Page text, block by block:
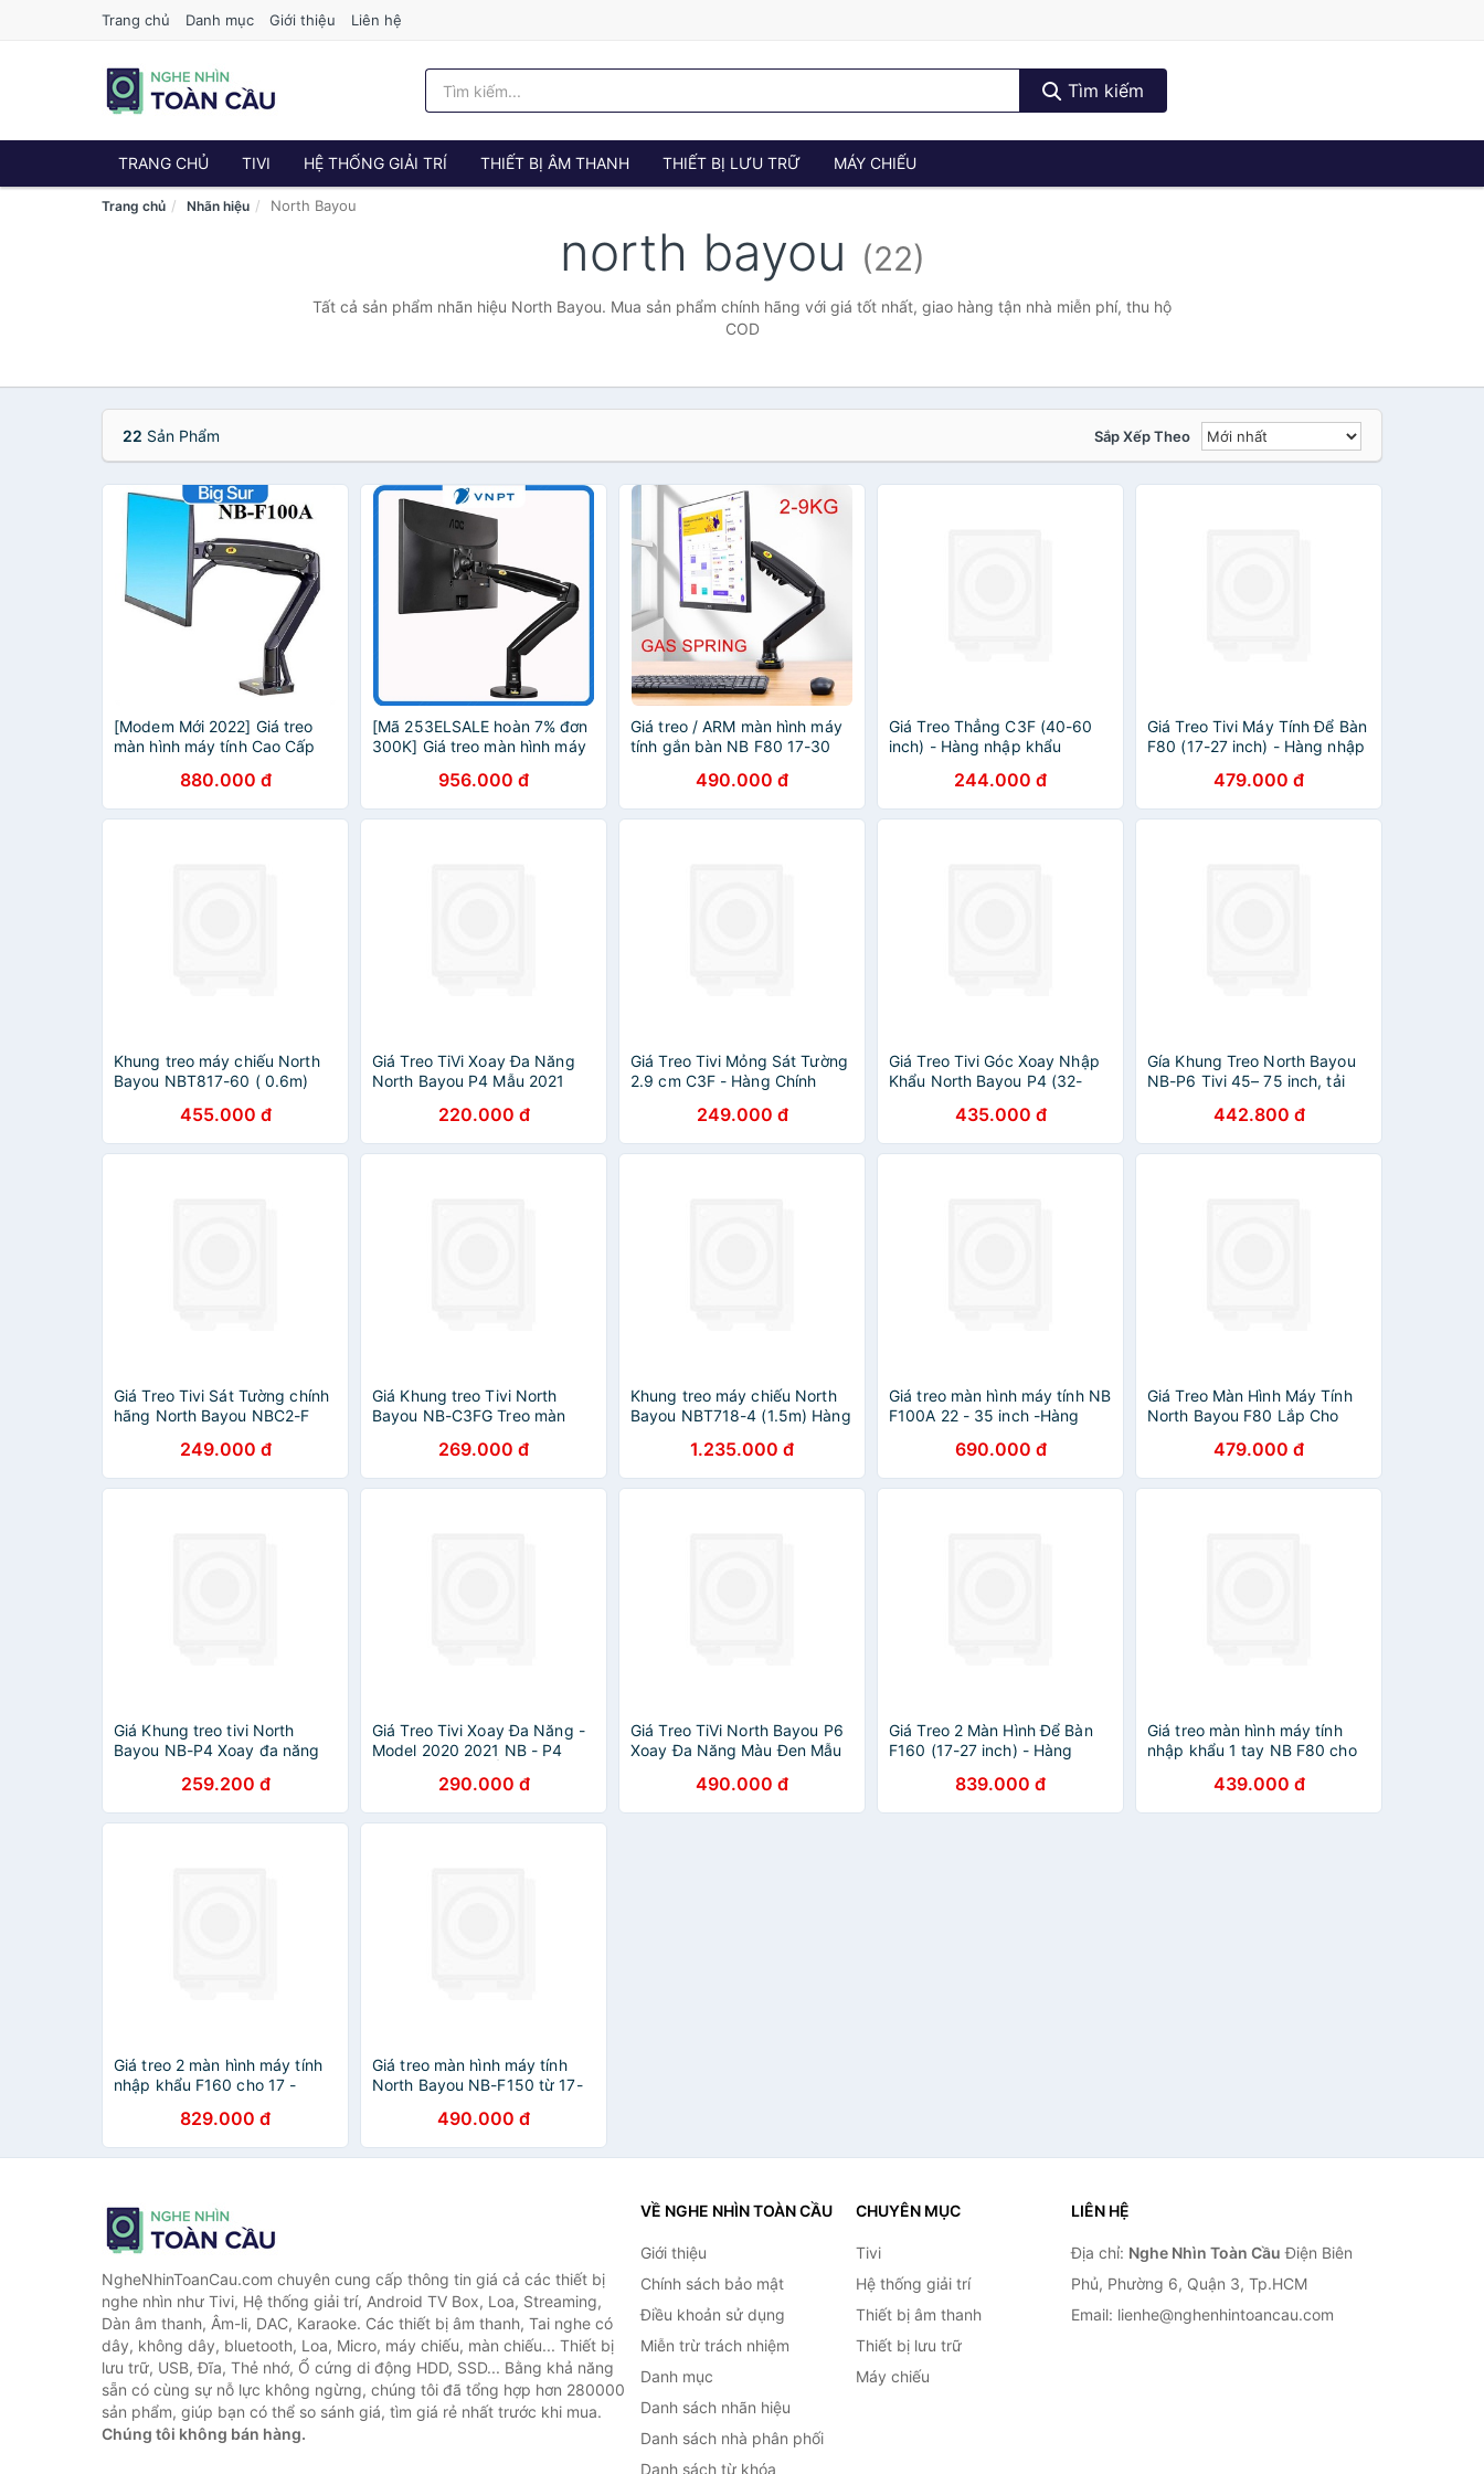
Trang chủ Danh mục Giới thiệu Liên hệ
Tìm kiếm
TRANG CHỦ TIVI HỆ THỐNG GIẢI TRÍ THIẾT BỊ ÂM THANH THIẾT BỊ LƯU TRỮ MÁY CHIẾU
Trang chủ Nhãn hiệu North Bayou
north bayou (22)
Tất cả sản phẩm nhãn hiệu North Bayou. Mua sản phẩm chính hãng với giá tốt nhất, giao hàng tận nhà miễn phí, thu hộ
COD
22 Sản Phẩm Sắp Xếp Theo
[Modem Mới 2022] Giá treo
màn hình máy tính Cao Cấp
màn hình tải trọng 12Kg.
880.000 đ
[Mã 253ELSALE hoàn 7% đơn
300K] Giá treo màn hình máy
35 inch Arm màn hình tải
trọng 12Kg.
956.000 đ
Giá treo / ARM màn hình máy
tính gắn bàn NB F80 17-30
tải trọng 9kg - Hàng chính
hãng
490.000 đ
Giá Treo Thẳng C3F (40-60
inch) - Hàng nhập khẩu
244.000 đ
Giá Treo Tivi Máy Tính Để Bàn
F80 (17-27 inch) - Hàng nhập
479.000 đ
Khung treo máy chiếu North
Bayou NBT817-60 ( 0.6m)
455.000 đ
Giá Treo TiVi Xoay Đa Năng
North Bayou P4 Mẫu 2021
32 inch - 55 inch Nhập Khẩu
220.000 đ
Giá Treo Tivi Mỏng Sát Tường
2.9 cm C3F - Hàng Chính
249.000 đ
Giá Treo Tivi Góc Xoay Nhập
Khẩu North Bayou P4 (32-
435.000 đ
Gía Khung Treo North Bayou
NB-P6 Tivi 45– 75 inch, tải
Hàng Chính Hãng
442.800 đ
Giá Treo Tivi Sát Tường chính
hãng North Bayou NBC2-F
249.000 đ
Giá Khung treo Tivi North
Bayou NB-C3FG Treo màn
trọng lớn đến 68kg NB - Hàng
chính hãng
269.000 đ
Khung treo máy chiếu North
Bayou NBT718-4 (1.5m) Hàng
1.235.000 đ
Giá treo màn hình máy tính NB
F100A 22 - 35 inch -Hàng
690.000 đ
Giá Treo Màn Hình Máy Tính
North Bayou F80 Lắp Cho
inch Hàng Nhập Khẩu
479.000 đ
Giá Khung treo tivi North
Bayou NB-P4 Xoay đa năng
tối đa 27Kg - Hàng chính hãng
259.200 đ
Giá Treo Tivi Xoay Đa Năng -
Model 2020 2021 NB - P4
290.000 đ
Giá Treo TiVi North Bayou P6
Xoay Đa Năng Màu Đen Mẫu
inch - 75 inch Nhập Khẩu
490.000 đ
Giá Treo 2 Màn Hình Để Bàn
F160 (17-27 inch) - Hàng
839.000 đ
Giá treo màn hình máy tính
nhập khẩu 1 tay NB F80 cho
439.000 đ
Giá treo 2 màn hình máy tính
nhập khẩu F160 cho 17 -
829.000 đ
Giá treo màn hình máy tính
North Bayou NB-F150 từ 17-
Chính Hãng490.000 đ
NgheNhinToanCau.com chuyên cung cấp thông tin giá cả các thiết bị
nghe nhìn như Tivi, Hệ thống giải trí, Android TV Box, Loa, Streaming,
Dàn âm thanh, Âm-li, DAC, Karaoke. Các thiết bị âm thanh, Tai nghe có
dây, không dây, bluetooth, Loa, Micro, máy chiếu, màn chiếu... Thiết bị
lưu trữ, USB, Đĩa, Thẻ nhớ, Ổ cứng di động HDD, SSD... Bằng khả năng
sẵn có cùng sự nỗ lực không ngừng, chúng tôi đã tổng hợp hơn 280000
sản phẩm, giúp bạn có thể so sánh giá, tìm giá rẻ nhất trước khi mua.
Chúng tôi không bán hàng.
VỀ NGHE NHÌN TOÀN CẦU
Giới thiệu
Chính sách bảo mật
Điều khoản sử dụng
Miễn trừ trách nhiệm
Danh mục
Danh sách nhãn hiệu
Danh sách nhà phân phối
Danh sách từ khóa
CHUYÊN MỤC
Tivi
Hệ thống giải trí
Thiết bị âm thanh
Thiết bị lưu trữ
Máy chiếu
LIÊN HỆ
Địa chỉ: Nghe Nhìn Toàn Cầu Điện Biên
Phủ, Phường 6, Quận 3, Tp.HCM
Email: lienhe@nghenhintoancau.com